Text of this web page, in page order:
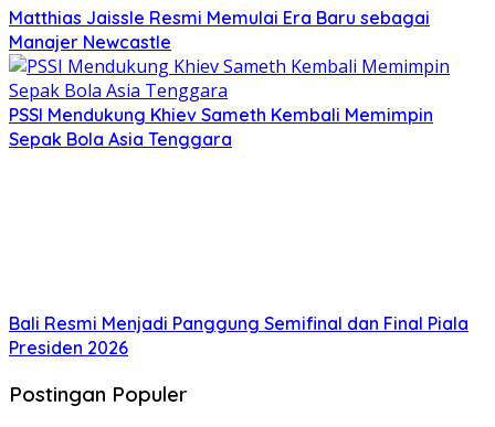
Matthias Jaissle Resmi Memulai Era Baru sebagai
Manajer Newcastle
PSSI Mendukung Khiev Sameth Kembali Memimpin
Sepak Bola Asia Tenggara
Bali Resmi Menjadi Panggung Semifinal dan Final Piala
Presiden 2026
Postingan Populer